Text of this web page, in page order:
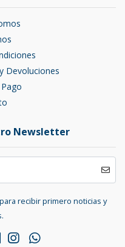
Devoluciones
Newsletter
recibir primero noticias y